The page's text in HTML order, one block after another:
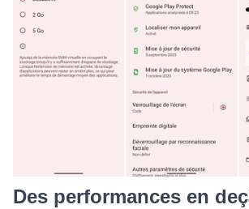
Des performances en